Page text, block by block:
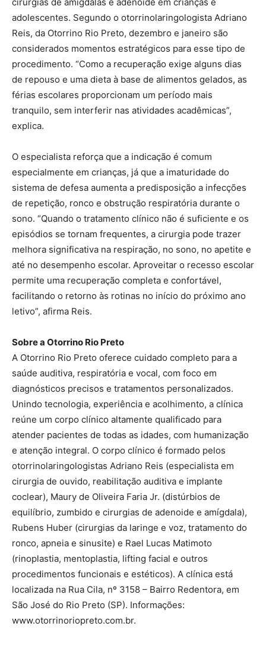
adolescentes. Segundo o otorrinolaringologista Adriano
Reis, da Otorrino Rio Preto, dezembro e janeiro são
considerados momentos estratégicos para esse tipo de
procedimento. “Como a recuperação exige alguns dias
de repouso e uma dieta à base de alimentos gelados, as
férias escolares proporcionam um período mais
tranquilo, sem interferir nas atividades acadêmicas”,
explica.
O especialista reforça que a indicação é comum
especialmente em crianças, já que a imaturidade do
sistema de defesa aumenta a predisposição a infecções
de repetição, ronco e obstrução respiratória durante o
sono. “Quando o tratamento clínico não é suficiente e os
episódios se tornam frequentes, a cirurgia pode trazer
melhora significativa na respiração, no sono, no apetite e
até no desempenho escolar. Aproveitar o recesso escolar
permite uma recuperação completa e confortável,
facilitando o retorno às rotinas no início do próximo ano
letivo”, afirma Reis.
Sobre a Otorrino Rio Preto
A Otorrino Rio Preto oferece cuidado completo para a
saúde auditiva, respiratória e vocal, com foco em
diagnósticos precisos e tratamentos personalizados.
Unindo tecnologia, experiência e acolhimento, a clínica
reúne um corpo clínico altamente qualificado para
atender pacientes de todas as idades, com humanização
e atenção integral. O corpo clínico é formado pelos
otorrinolaringologistas Adriano Reis (especialista em
cirurgia de ouvido, reabilitação auditiva e implante
coclear), Maury de Oliveira Faria Jr. (distúrbios de
equilíbrio, zumbido e cirurgias de adenoide e amígdala),
Rubens Huber (cirurgias da laringe e voz, tratamento do
ronco, apneia e sinusite) e Rael Lucas Matimoto
(rinoplastia, mentoplastia, lifting facial e outros
procedimentos funcionais e estéticos). A clínica está
localizada na Rua Cila, nº 3158 – Bairro Redentora, em
São José do Rio Preto (SP). Informações:
www.otorrinoriopreto.com.br.